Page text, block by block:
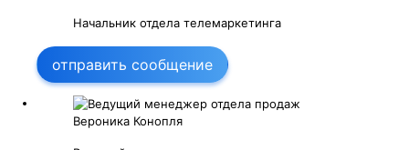
Начальник отдела телемаркетинга
отправить сообщение
Вероника Конопля